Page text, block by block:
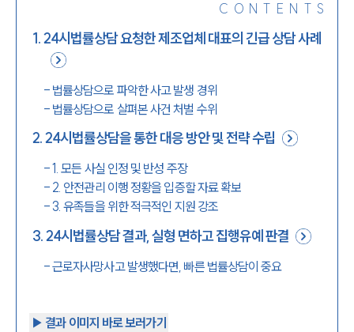
CONTENTS
1.24시법률상담 요청한 제조업체 대표의 긴급 상담 사례
- 법률상담으로 파악한 사고 발생 경위
- 법률상담으로 살펴본 사건 처벌 수위
2.24시법률상담을 통한 대응 방안 및 전략 수립
-1. 모든 사실 인정 및 반성 주장
- 2. 안전관리 이행 정황을 입증할 자료 확보
- 3. 유족들을 위한 적극적인 지원 강조
3.24시법률상담 결과, 실형 면하고 집행유예 판결
-근로자사망사고 발생했다면, 빠른 법률상담이 중요
▶︎ 결과 이미지 바로 보러가기